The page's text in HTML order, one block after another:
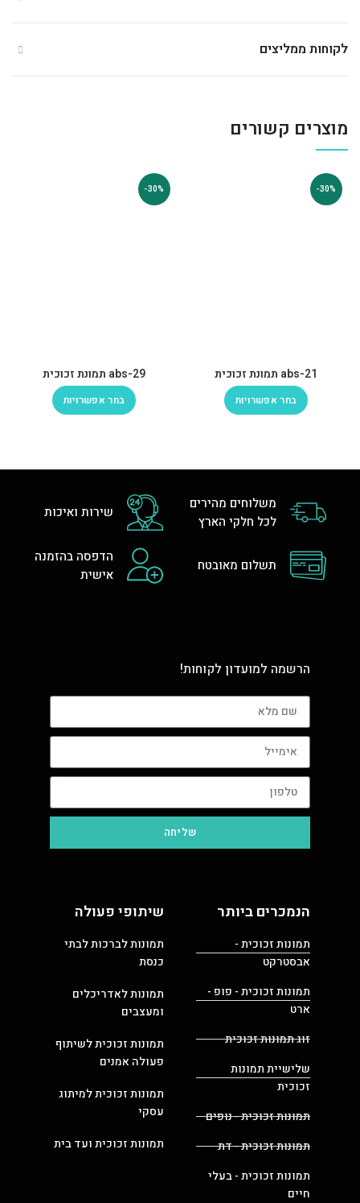
לקוחות ממליצים
מוצרים קשורים
-30%
abs-21 תמונת זכוכית
בחר אפשרויות
-30%
abs-29 תמונת זכוכית
בחר אפשרויות
משלוחים מהירים
לכל חלקי הארץ
שירות ואיכות
תשלום מאובטח
הדפסה בהזמנה
אישית
הרשמה למועדון לקוחות!
שליחה
הנמכרים ביותר
תמונות זכוכית -
אבסטרקט
תמונות זכוכית - פופ -
ארט
זוג תמונות זכוכית
שלישיית תמונות
זכוכית
תמונות זכוכית - נופים
תמונות זכוכית - דת
תמונות זכוכית - בעלי
חיים
שיתופי פעולה
תמונות לברכות לבתי
כנסת
תמונות לאדריכלים
ומעצבים
תמונות זכוכית לשיתוף
פעולה אמנים
תמונות זכוכית למיתוג
עסקי
תמונות זכוכית ועד בית